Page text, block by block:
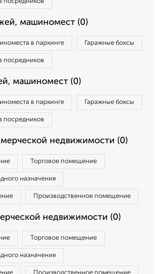
машиномест (0)
в паркинге Гаражные боксы
посредников
машиномест (0)
в паркинге Гаражные боксы
посредников
недвижимости (0)
Торговое помещение
назначения
Производственное помещение
недвижимости (0)
Торговое помещение
назначения